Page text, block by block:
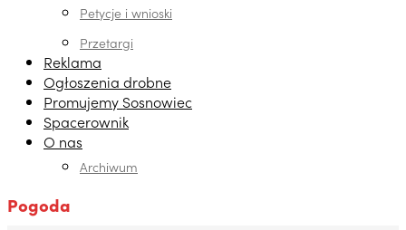
Petycje i wnioski
Przetargi
Reklama
Ogłoszenia drobne
Promujemy Sosnowiec
Spacerownik
O nas
Archiwum
Pogoda